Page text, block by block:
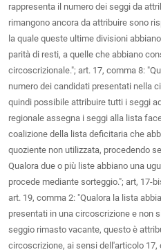
rappresenta il numero dei seggi da
rimangono ancora da attribuire sono
la quale queste ultime divisioni
parità di resti, a quelle che abbiano
circoscrizionale."; art. 17, comma 8:
numero dei candidati presentati nella
quindi possibile attribuire tutti i seggi
regionale assegna i seggi alla lista
coalizione della lista deficitaria che
quoziente non utilizzata, procedendo
Qualora due o più liste abbiano una
procede mediante sorteggio."; art, 17-
art. 19, comma 2: "Qualora la lista
presentati in una circoscrizione e non
seggio rimasto vacante, questo è
circoscrizione, ai sensi dell'articolo 17,